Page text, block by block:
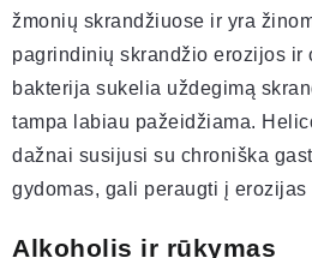
žmonių skrandžiuose ir yra
pagrindinių skrandžio erozijos ir
bakterija sukelia uždegimą
tampa labiau pažeidžiama.
dažnai susijusi su chroniška
gydomas, gali peraugti į erozijas
Alkoholis ir rūkymas